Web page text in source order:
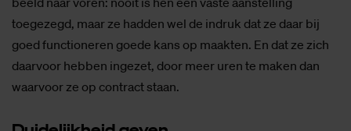
toegezegd, maar ze hadden wel de indruk dat ze daar bij
goed functioneren goede kans op maakten. En dat ze zich
daarvoor hebben ingezet, door meer uren te maken dan
waarvoor ze op contract staan.